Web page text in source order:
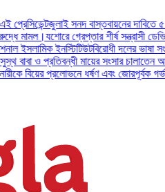
জুলাই সনদ বাস্তবায়নের দাবিতে ৫ আগস্ট
যশোরে গ্রেপ্তার শীর্ষ সন্ত্রাসী ডেভিড ইমন,
ইনস্টিটিউটবিরোধী দলের ভাষা সংঘাতের
ও প্রতিবন্ধী মায়ের সংসার চালাতেন আলিফ,
প্রলোভনে ধর্ষণ এবং জোরপূর্বক গর্ভপাতের